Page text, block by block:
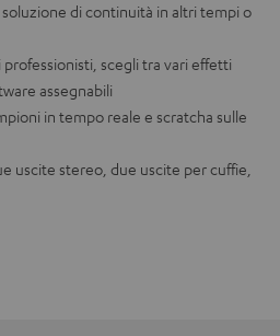
di continuità in altri tempi o
scegli tra vari effetti
assegnabili
in tempo reale e scratcha sulle
uscite stereo, due uscite per cuffie,